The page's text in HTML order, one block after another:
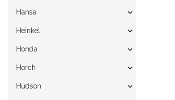
Hansa
Heinkel
Honda
Horch
Hudson